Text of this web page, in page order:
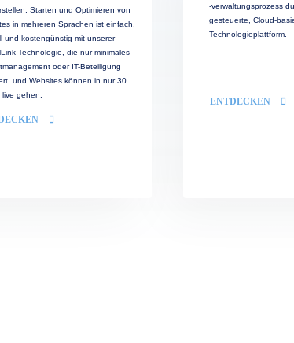
Starten und Optimieren von
in mehreren Sprachen ist einfach,
und kostengünstig mit unserer
Technologie, die nur minimales
oder IT-Beteiligung
und Websites können in nur 30
gehen.
-verwaltungsprozess
gesteuerte, Cloud-
Technologieplattform.
ENTDECKEN